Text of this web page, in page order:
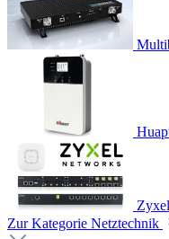
Zur Kategorie Netztechnik